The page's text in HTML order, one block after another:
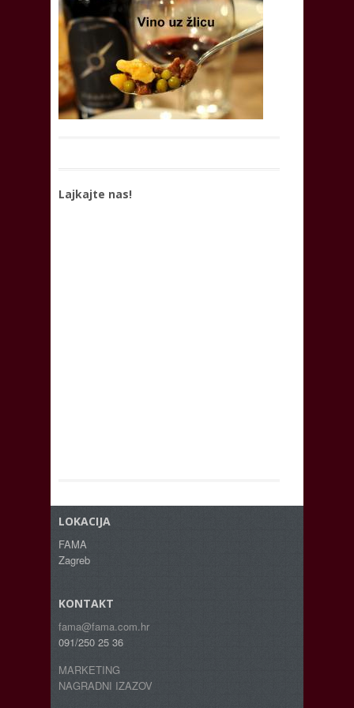
Lajkajte nas!
LOKACIJA
FAMA
Zagreb
KONTAKT
fama@fama.com.hr
091/250 25 36
MARKETING
NAGRADNI IZAZOV